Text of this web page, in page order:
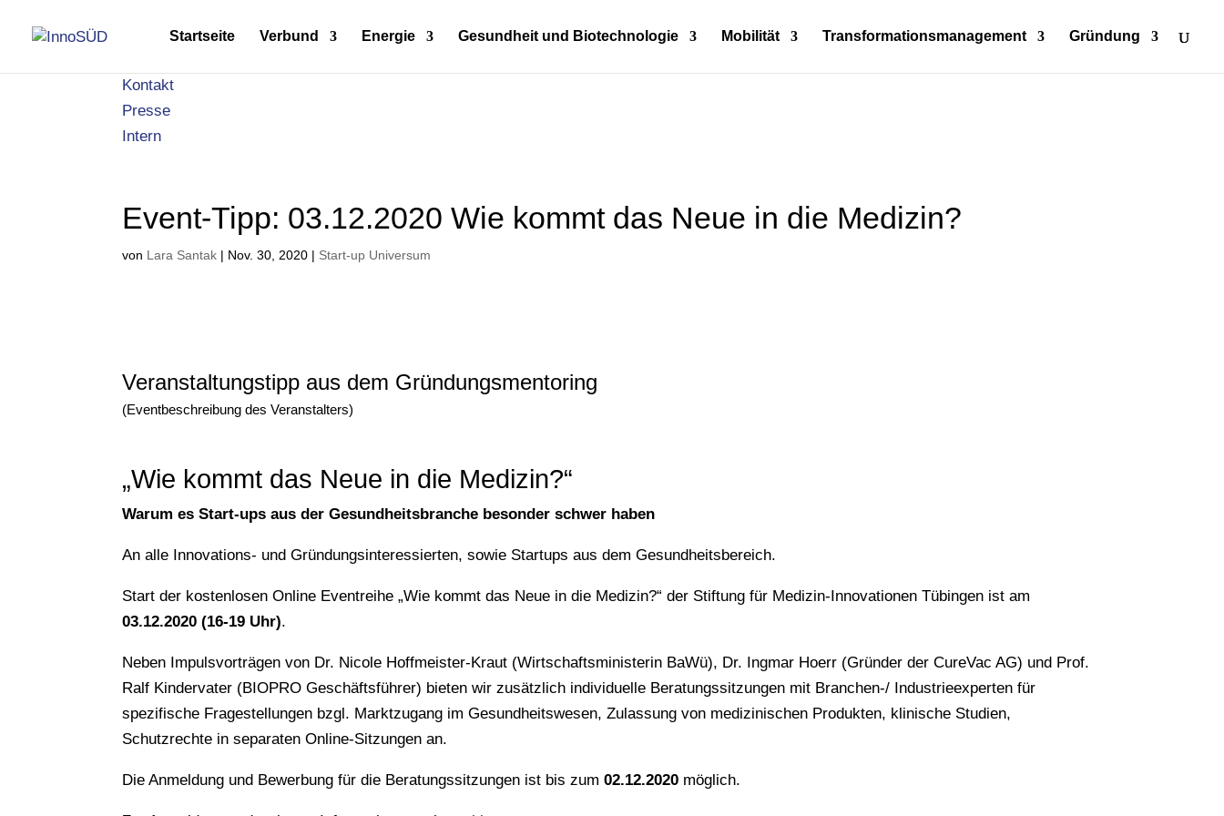
Kontakt
Presse
Intern
Startseite Verbund Energie Gesundheit und Biotechnologie Mobilität Transformationsmanagement Gründung
Event-Tipp: 03.12.2020 Wie kommt das Neue in die Medizin?
von Lara Santak | Nov. 30, 2020 | Start-up Universum
Veranstaltungstipp aus dem Gründungsmentoring
(Eventbeschreibung des Veranstalters)
„Wie kommt das Neue in die Medizin?“
Warum es Start-ups aus der Gesundheitsbranche besonder schwer haben
An alle Innovations- und Gründungsinteressierten, sowie Startups aus dem Gesundheitsbereich.
Start der kostenlosen Online Eventreihe „Wie kommt das Neue in die Medizin?“ der Stiftung für Medizin-Innovationen Tübingen ist am
03.12.2020 (16-19 Uhr).
Neben Impulsvorträgen von Dr. Nicole Hoffmeister-Kraut (Wirtschaftsministerin BaWü), Dr. Ingmar Hoerr (Gründer der CureVac AG) und Prof.
Ralf Kindervater (BIOPRO Geschäftsführer) bieten wir zusätzlich individuelle Beratungssitzungen mit Branchen-/ Industrieexperten für
spezifische Fragestellungen bzgl. Marktzugang im Gesundheitswesen, Zulassung von medizinischen Produkten, klinische Studien,
Schutzrechte in separaten Online-Sitzungen an.
Die Anmeldung und Bewerbung für die Beratungssitzungen ist bis zum02.12.2020 möglich.